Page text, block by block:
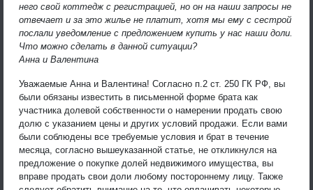
него свой коттедж с регистрацией, но он на наши запросы не
отвечает и за это жилье не платит, хотя мы ему с сестрой
послали уведомление с предложением купить у нас наши доли.
Что можно сделать в данной ситуации?
Анна и Валентина
Уважаемые Анна и Валентина! Согласно п.2 ст. 250 ГК РФ, вы
были обязаны известить в письменной форме брата как
участника долевой собственности о намерении продать свою
долю с указанием цены и других условий продажи. Если вами
были соблюдены все требуемые условия и брат в течение
месяца, согласно вышеуказанной статье, не откликнулся на
предложение о покупке долей недвижимого имущества, вы
вправе продать свои доли любому постороннему лицу. Также